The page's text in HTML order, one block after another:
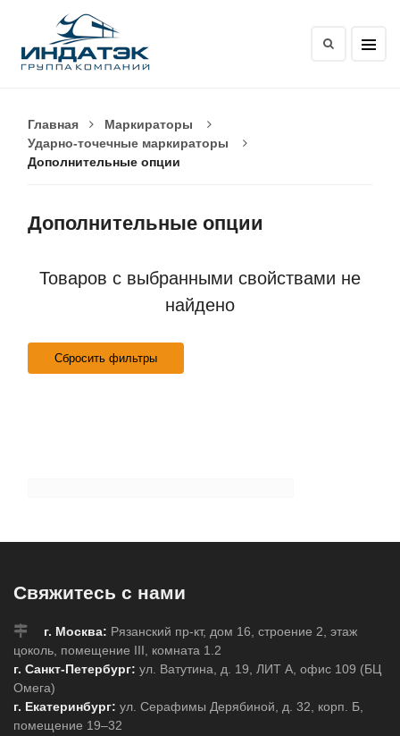
Главная
Маркираторы
Ударно-точечные маркираторы
Дополнительные опции
Дополнительные опции
Товаров с выбранными свойствами не
найдено
Сбросить фильтры
Свяжитесь с нами
г. Москва: Рязанский пр-кт, дом 16, строение 2, этаж
цоколь, помещение III, комната 1.2
г. Санкт-Петербург: ул. Ватутина, д. 19, ЛИТ А, офис 109 (БЦ
Омега)
г. Екатеринбург: ул. Серафимы Дерябиной, д. 32, корп. Б,
помещение 19–32